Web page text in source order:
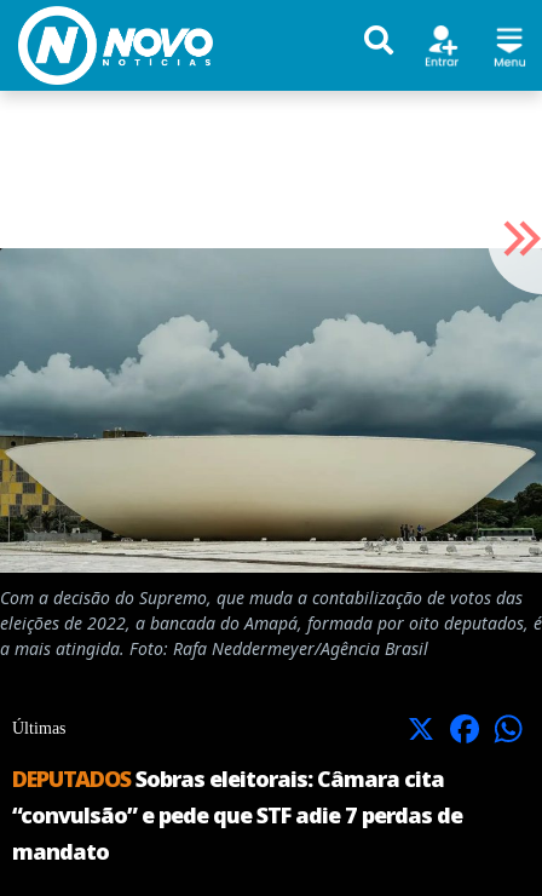
Com a decisão do Supremo, que muda a contabilização de votos das
eleições de 2022, a bancada do Amapá, formada por oito deputados, é
a mais atingida. Foto: Rafa Neddermeyer/Agência Brasil
Últimas X Facebook
DEPUTADOSSobras eleitorais: Câmara cita
“convulsão” e pede que STF adie 7 perdas de
mandato